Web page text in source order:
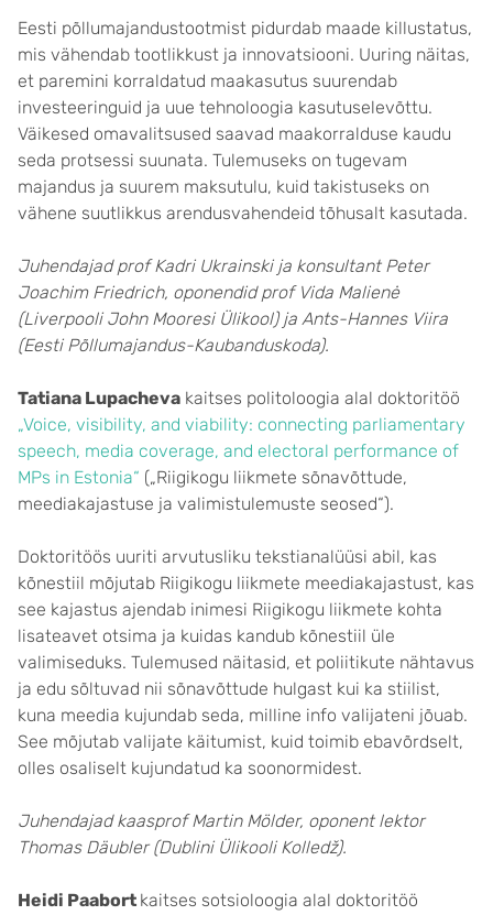
Eesti põllumajandustootmist pidurdab maade killustatus,
mis vähendab tootlikkust ja innovatsiooni. Uuring näitas,
et paremini korraldatud maakasutus suurendab
investeeringuid ja uue tehnoloogia kasutuselevõttu.
Väikesed omavalitsused saavad maakorralduse kaudu
seda protsessi suunata. Tulemuseks on tugevam
majandus ja suurem maksutulu, kuid takistuseks on
vähene suutlikkus arendusvahendeid tõhusalt kasutada.
Juhendajad prof Kadri Ukrainski ja konsultant Peter
Joachim Friedrich, oponendid prof Vida Malienė
(Liverpooli John Mooresi Ülikool) ja Ants-Hannes Viira
(Eesti Põllumajandus-Kaubanduskoda).
Tatiana Lupacheva kaitses politoloogia alal doktoritöö
„Voice, visibility, and viability: connecting parliamentary
speech, media coverage, and electoral performance of
MPs in Estonia“ („Riigikogu liikmete sõnavõttude,
meediakajastuse ja valimistulemuste seosed“).
Doktoritöös uuriti arvutusliku tekstianalüüsi abil, kas
kõnestiil mõjutab Riigikogu liikmete meediakajastust, kas
see kajastus ajendab inimesi Riigikogu liikmete kohta
lisateavet otsima ja kuidas kandub kõnestiil üle
valimiseduks. Tulemused näitasid, et poliitikute nähtavus
ja edu sõltuvad nii sõnavõttude hulgast kui ka stiilist,
kuna meedia kujundab seda, milline info valijateni jõuab.
See mõjutab valijate käitumist, kuid toimib ebavõrdselt,
olles osaliselt kujundatud ka soonormidest.
Juhendajad kaasprof Martin Mölder, oponent lektor
Thomas Däubler (Dublini Ülikooli Kolledž).
Heidi Paabort kaitses sotsioloogia alal doktoritöö